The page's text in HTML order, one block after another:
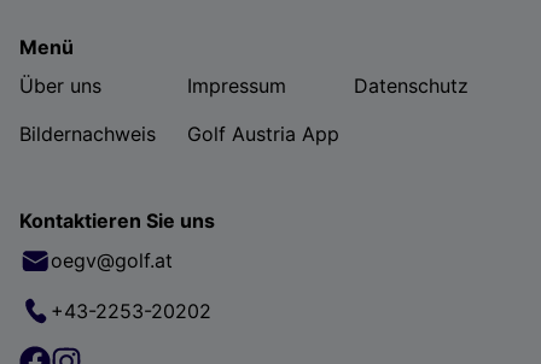
Menü
Über uns
Impressum
Datenschutz
Bildernachweis
Golf Austria App
Kontaktieren Sie uns
oegv@golf.at
+43-2253-20202